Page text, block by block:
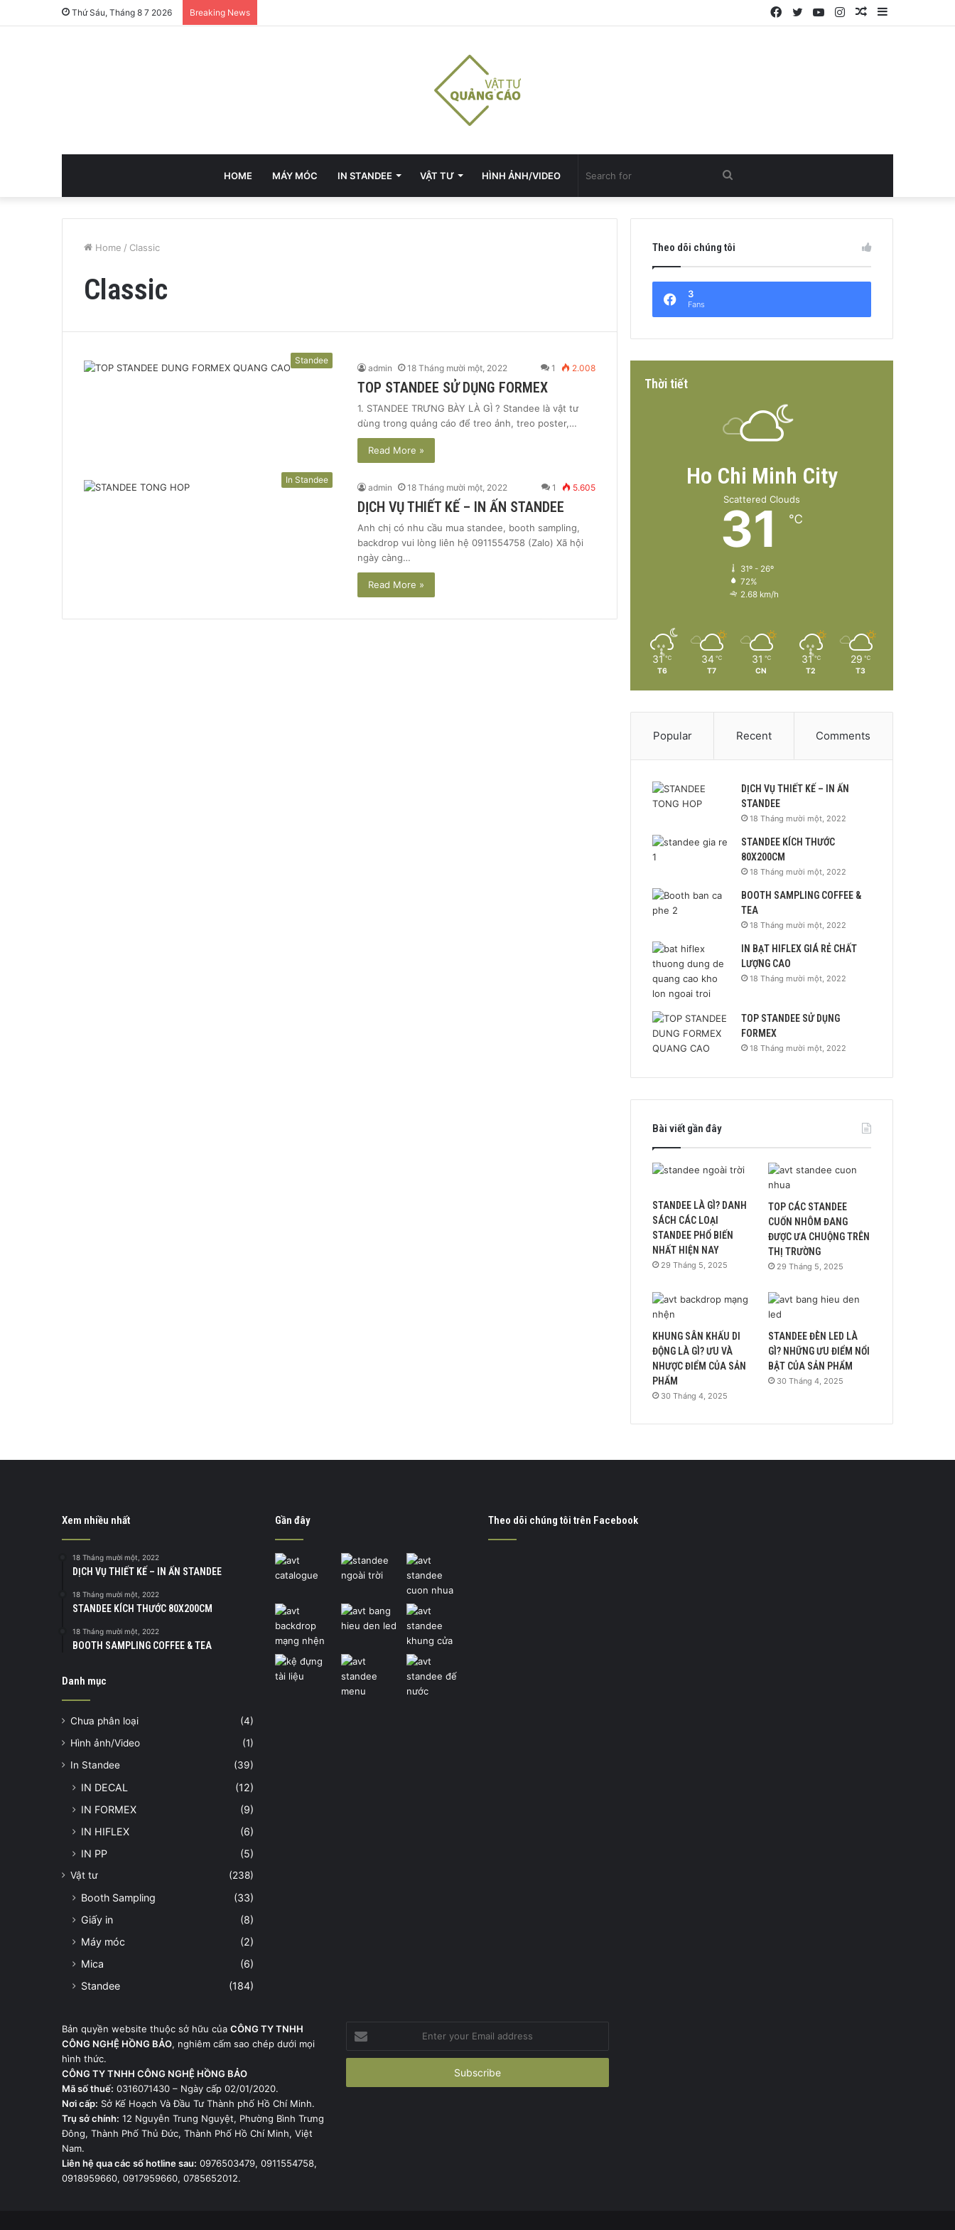
Thứ Sáu, Tháng 8 7 2026 Breaking News Sidebar
Random
Instagram
YouTube
Twitter
Facebook
HOME MÁY MÓC IN STANDEE VẬT TƯ HÌNH ẢNH/VIDEO Search
for
Home / Classic
Classic
Standee
admin 18 Tháng mười một, 2022 1 2.008
TOP STANDEE SỬ DỤNG FORMEX
1. STANDEE TRƯNG BÀY LÀ GÌ ? Standee là vật tư
dùng trong quảng cáo để treo ảnh, treo poster,…
Read More »
In Standee
admin 18 Tháng mười một, 2022 1 5.605
DỊCH VỤ THIẾT KẾ – IN ẤN STANDEE
Anh chị có nhu cầu mua standee, booth sampling,
backdrop vui lòng liên hệ 0911554758 (Zalo) Xã hội
ngày càng…
Read More »
Theo dõi chúng tôi
3
Fans
Thời tiết
Ho Chi Minh City
Scattered Clouds
31 ℃
31º - 26º
72%
2.68 km/h
31 ℃
T6
34 ℃
T7
31 ℃
CN
31 ℃
T2
29 ℃
T3
Popular Recent Comments
DỊCH VỤ THIẾT KẾ – IN ẤN
STANDEE
18 Tháng mười một, 2022
STANDEE KÍCH THƯỚC
80X200CM
18 Tháng mười một, 2022
BOOTH SAMPLING COFFEE &
TEA
18 Tháng mười một, 2022
IN BẠT HIFLEX GIÁ RẺ CHẤT
LƯỢNG CAO
18 Tháng mười một, 2022
TOP STANDEE SỬ DỤNG
FORMEX
18 Tháng mười một, 2022
Bài viết gần đây
STANDEE LÀ GÌ? DANH
SÁCH CÁC LOẠI
STANDEE PHỔ BIẾN
NHẤT HIỆN NAY
29 Tháng 5, 2025
TOP CÁC STANDEE
CUỐN NHÔM ĐANG
ĐƯỢC ƯA CHUỘNG TRÊN
THỊ TRƯỜNG
29 Tháng 5, 2025
KHUNG SÂN KHẤU DI
ĐỘNG LÀ GÌ? ƯU VÀ
NHƯỢC ĐIỂM CỦA SẢN
PHẨM
30 Tháng 4, 2025
STANDEE ĐÈN LED LÀ
GÌ? NHỮNG ƯU ĐIỂM NỔI
BẬT CỦA SẢN PHẨM
30 Tháng 4, 2025
Xem nhiều nhất
18 Tháng mười một, 2022
DỊCH VỤ THIẾT KẾ – IN ẤN STANDEE
18 Tháng mười một, 2022
STANDEE KÍCH THƯỚC 80X200CM
18 Tháng mười một, 2022
BOOTH SAMPLING COFFEE & TEA
Danh mục
Chưa phân loại
(4)
Hình ảnh/Video
(1)
In Standee
(39)
IN DECAL
(12)
IN FORMEX
(9)
IN HIFLEX
(6)
IN PP
(5)
Vật tư (238)
Booth Sampling
(33)
Giấy in
(8)
Máy móc
(2)
Mica
(6)
Standee
(184)
Gần đây Theo dõi chúng tôi trên Facebook
Bản quyền website thuộc sở hữu của CÔNG TY TNHH
CÔNG NGHỆ HỒNG BẢO, nghiêm cấm sao chép dưới mọi
hình thức.
CÔNG TY TNHH CÔNG NGHỆ HỒNG BẢO
Mã số thuế: 0316071430 – Ngày cấp 02/01/2020.
Nơi cấp: Sở Kế Hoạch Và Đầu Tư Thành phố Hồ Chí Minh.
Trụ sở chính: 12 Nguyễn Trung Nguyệt, Phường Bình Trưng
Đông, Thành Phố Thủ Đức, Thành Phố Hồ Chí Minh, Việt
Nam.
Liên hệ qua các số hotline sau: 0976503479, 0911554758,
0918959660, 0917959660, 0785652012.
your
Email